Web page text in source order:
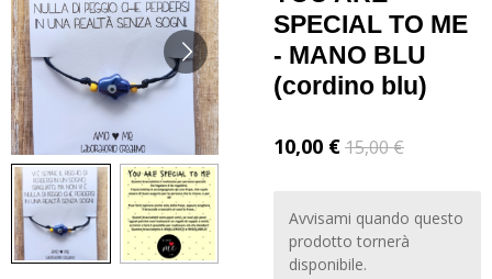
SPECIAL TO ME
- MANO BLU
(cordino blu)
10,00 €15,00 €
Avvisami quando questo
prodotto tornerà
disponibile.